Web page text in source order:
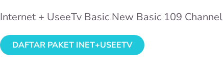
Internet + UseeTv Basic New Basic 109 Channel
DAFTAR PAKET INET+USEETV